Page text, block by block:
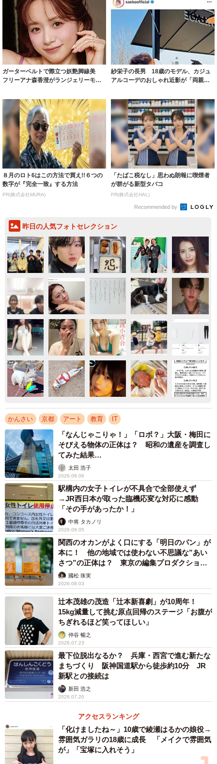
ガーターベルトで際立つ妖艶脚線美
フリーアナ森香澄がランジェリーモデ
紗栄子の長男 18歳のモデル、カジュ
アルコーデのおしゃれ近影が「両親の
８月のロト6はこの方法で買え!!６つの
数字が『完全一致』する方法
PR(株式会社MURA)
「たばこ税なし」思わぬ朗報に喫煙者
が群がる新型タバコ
PR(株式会社HAL)
Recommended by
昨日の人気フォトセレクション
かんさい 京都 アート 教育 IT
「なんじゃこりゃ！」「ロボ？」大阪・梅田に
そびえる物体の正体は？ 昭和の遺産を調査し
てみた結果…
太田 浩子
2026.08.06
駅構内の女子トイレが不具合で全部使えず
→JR西日本が取った臨機応変な対応に感動
「その手があったか！」
中将 タカノリ
2026.08.05
関西のオカンがよく口にする「明日のパン」が
本に！ 他の地域では使わない不思議な”あい
さつ”の正体は？ 東京の編集プロダクション
がひも解く
國松 珠実
2026.08.03
辻本茂雄の茂造「辻本新喜劇」が10周年！
15kg減量して挑む原点回帰のステージ「お腹が
ちぎれるほど笑ってほしい」
仲谷 暢之
2026.07.23
最下位脱出なるか？ 兵庫・西宮で進む新たな
まちづくり 阪神国道駅から徒歩約10分 JR
新駅との接続は
新田 浩之
2026.07.20
アクセスランキング
「化けましたね～」10歳で綾瀬はるかの娘役→
雰囲気ガラリの18歳に成長 「メイクで雰囲気
が」「宝塚に入れそう」